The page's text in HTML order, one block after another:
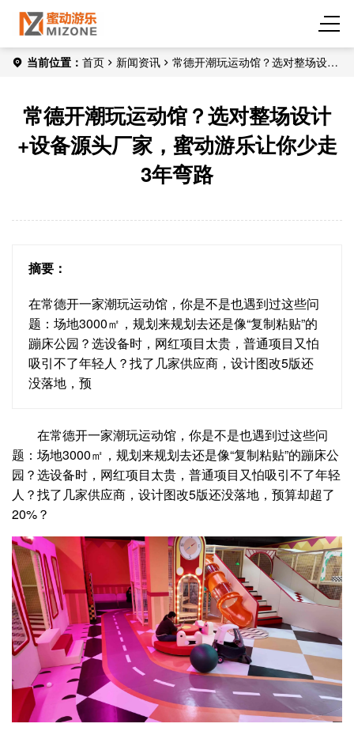
当前位置： 首页 新闻资讯
常德开潮玩运动馆？选对整场设计
常德开潮玩运动馆？选对整场设计
+设备源头厂家，蜜动游乐让你少走
3年弯路
摘要：
在常德开一家潮玩运动馆，你是不是也遇到过这些问
题：场地3000㎡，规划来规划去还是像“复制粘贴”的
蹦床公园？选设备时，网红项目太贵，普通项目又怕
吸引不了年轻人？找了几家供应商，设计图改5版还
没落地，预
在常德开一家潮玩运动馆，你是不是也遇到过这些问
题：场地3000㎡，规划来规划去还是像“复制粘贴”的蹦床公
园？选设备时，网红项目太贵，普通项目又怕吸引不了年轻
人？找了几家供应商，设计图改5版还没落地，预算却超了
20%？